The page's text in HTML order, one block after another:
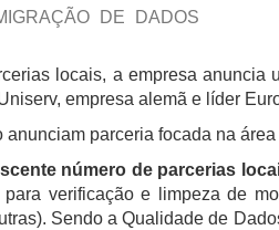
DE DADOS
locais, a empresa
empresa alemã e líder
parceria focada na
número de parcerias
para verificação e limpeza de
Sendo a Qualidade de